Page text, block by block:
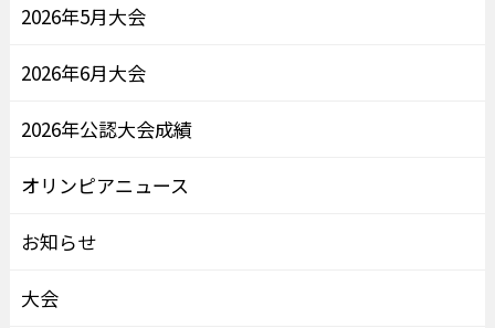
2026年5月大会
2026年6月大会
2026年公認大会成績
オリンピアニュース
お知らせ
大会